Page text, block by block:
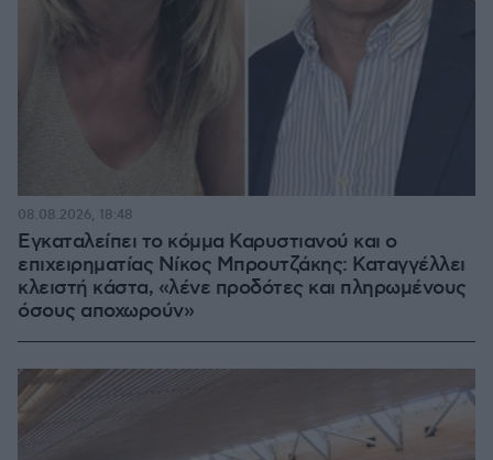
Εγκαταλείπει το κόμμα Καρυστιανού και ο
επιχειρηματίας Νίκος Μπρουτζάκης: Καταγγέλλει
κλειστή κάστα, «λένε προδότες και πληρωμένους
όσους αποχωρούν»
08.08.2026, 18:48